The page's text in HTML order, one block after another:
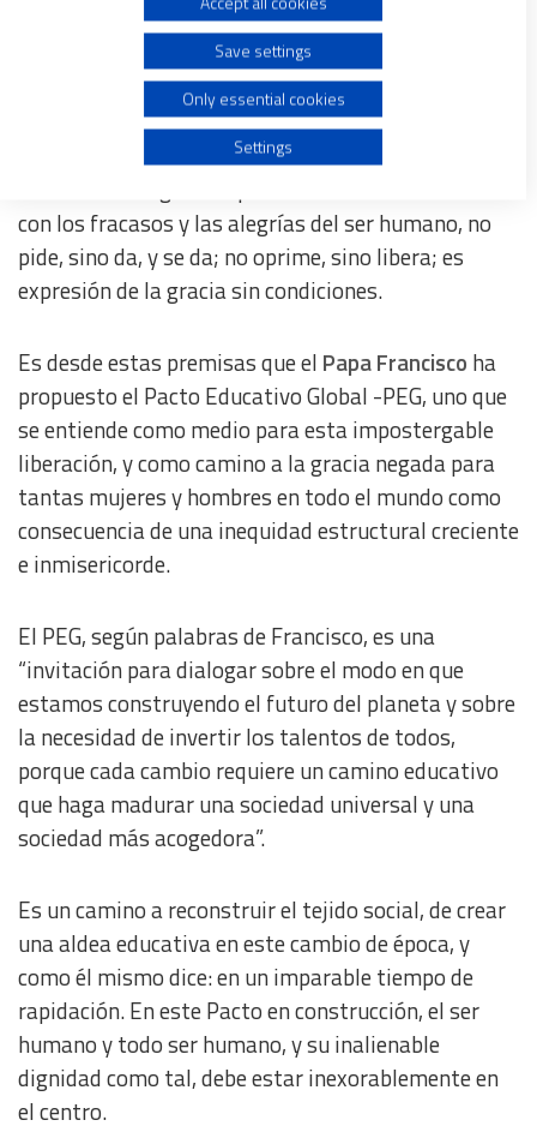
como hombre: sostenido por Dios y ayudando a los
demás en la dicha y en la desdicha, en la vida y en la
En lo propio de la educación como herramienta
con los fracasos y las alegrías del ser humano, no
pide, sino da, y se da; no oprime, sino libera; es
expresión de la gracia sin condiciones.
Es desde estas premisas que el Papa Francisco ha
propuesto el Pacto Educativo Global -PEG, uno que
se entiende como medio para esta impostergable
liberación, y como camino a la gracia negada para
tantas mujeres y hombres en todo el mundo como
consecuencia de una inequidad estructural creciente
e inmisericorde.
El PEG, según palabras de Francisco, es una
“invitación para dialogar sobre el modo en que
estamos construyendo el futuro del planeta y sobre
la necesidad de invertir los talentos de todos,
porque cada cambio requiere un camino educativo
que haga madurar una sociedad universal y una
sociedad más acogedora”.
Es un camino a reconstruir el tejido social, de crear
una aldea educativa en este cambio de época, y
como él mismo dice: en un imparable tiempo de
rapidación. En este Pacto en construcción, el ser
humano y todo ser humano, y su inalienable
dignidad como tal, debe estar inexorablemente en
el centro.
Create profiles for personalised advertising
Use profiles to select personalised advertising
Create profiles to personalise content
Use profiles to select personalised content
Measure content performance
Understand audiences through statistics or combinations
of data from different sources
Develop and improve services
Use limited data to select content
IAB Special Features:
Use precise geolocation data
Identify devices based on information actively requested
Analytical
Functional
Advertising
Save settings
Only essential cookies
Settings